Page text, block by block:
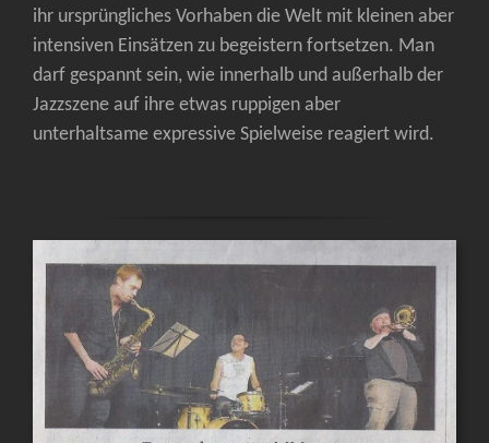
ihr ursprüngliches Vorhaben die Welt mit kleinen aber
intensiven Einsätzen zu begeistern fortsetzen. Man
darf gespannt sein, wie innerhalb und außerhalb der
Jazzszene auf ihre etwas ruppigen aber
unterhaltsame expressive Spielweise reagiert wird.